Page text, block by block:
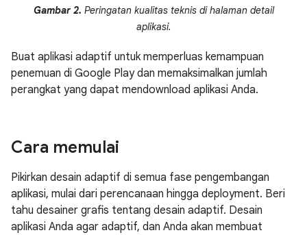
Gambar 2. Peringatan kualitas teknis di halaman detail
aplikasi.
Buat aplikasi adaptif untuk memperluas kemampuan
penemuan di Google Play dan memaksimalkan jumlah
perangkat yang dapat mendownload aplikasi Anda.
Cara memulai
Pikirkan desain adaptif di semua fase pengembangan
aplikasi, mulai dari perencanaan hingga deployment. Beri
tahu desainer grafis tentang desain adaptif. Desain
aplikasi Anda agar adaptif, dan Anda akan membuat